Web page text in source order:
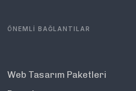
ÖNEMLİ BAĞLANTILAR
Web Tasarım Paketleri